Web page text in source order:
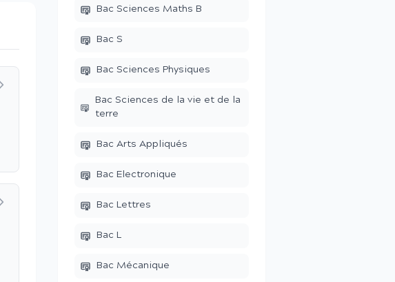
Bac Sciences Maths B
Bac S
Bac Sciences Physiques
Bac Sciences de la vie et de la
terre
Bac Arts Appliqués
Bac Electronique
Bac Lettres
Bac L
Bac Mécanique